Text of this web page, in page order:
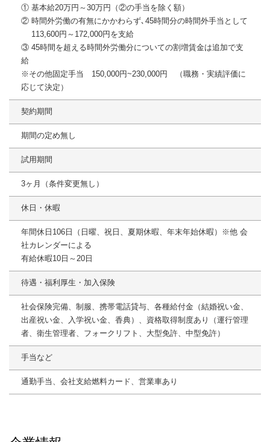
① 基本給20万円～30万円（②の手当を除く額）
② 時間外労働の有無にかかわらず､45時間分の時間外手当として
113,600円～172,000円を支給
③ 45時間を超える時間外労働分についての割増賃金は追加で支
給
※その他固定手当 150,000円~230,000円 （職務・実績評価に
応じて決定）
契約期間
期間の定め無し
試用期間
3ヶ月（条件変更無し）
休日・休暇
年間休日106日（日曜、祝日、夏期休暇、年末年始休暇）※他 会
社カレンダーによる
有給休暇10日～20日
待遇・福利厚生・加入保険
社会保険完備、制服、携帯電話貸与、各種給付金（結婚祝い金、
出産祝い金、入学祝い金、香典）、資格取得制度あり（運行管理
者、衛生管理者、フォークリフト、大型免許、中型免許）
手当など
通勤手当、会社支給燃料カード、営業車あり